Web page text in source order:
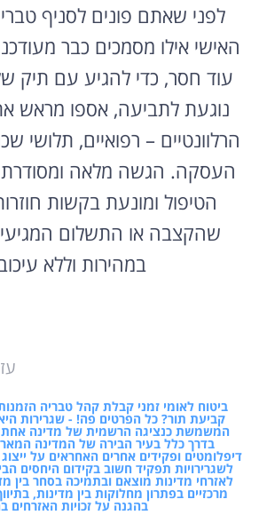
לפני שאתם פונים לסניף
האישי אילו מסמכים כבר
עוד חסר, כדי להגיע עם תיק
נוגעת לתביעה, אספו מראש
הרלוונטיים – רפואיים, תלושי
העסקה. הגשה מלאה
הטיפול ומונעת בקשות
שהקצבה או התשלום
במהירות וללא
ביטוח לאומי זמני קבלת קהל טבריה הזמנות
קביעת תור? כל הפרטים פה! - שגרירות
המשמשת כנציגה הרשמית של מדינה
בדרך כלל בעיר הבירה של המדינה
דיפלומטים ופקידים אחרים האחראים על
לשגרירויות תפקיד חשוב בקידום היחסים
לאזרחי מדינות מוצאם ובתמיכה בסחר בין
מרכזיים בפתרון מחלוקות בין מדינות,
בהגנה על זכויות האזרחים